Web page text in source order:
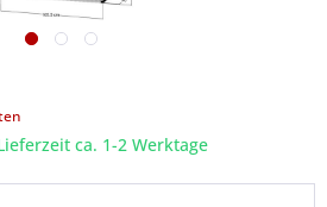
ca. 1-2 Werktage